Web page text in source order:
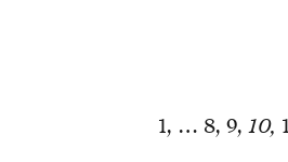
1 … 8 9 10